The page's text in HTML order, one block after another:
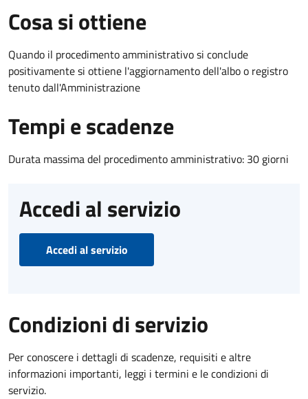
Cosa si ottiene
Quando il procedimento amministrativo si conclude
positivamente si ottiene l'aggiornamento dell'albo o registro
tenuto dall'Amministrazione
Tempi e scadenze
Durata massima del procedimento amministrativo: 30 giorni
Accedi al servizio
Accedi al servizio
Condizioni di servizio
Per conoscere i dettagli di scadenze, requisiti e altre
informazioni importanti, leggi i termini e le condizioni di
servizio.